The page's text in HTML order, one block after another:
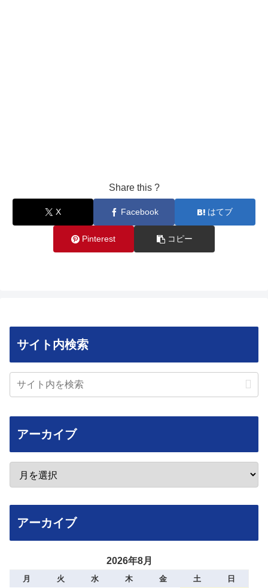
Share this ?
X Facebook はてブ
Pinterest コピー
サイト内検索
アーカイブ
アーカイブ
2026年8月
月 火 水 木 金 土 日